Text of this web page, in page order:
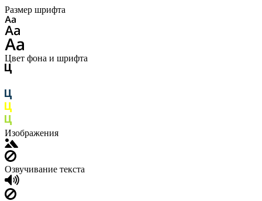
Размер шрифта
Цвет фона и шрифта
Изображения
Озвучивание текста